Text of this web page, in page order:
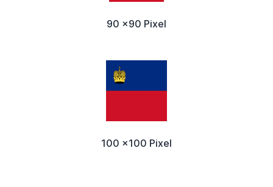
90 x90 Pixel
100 x100 Pixel